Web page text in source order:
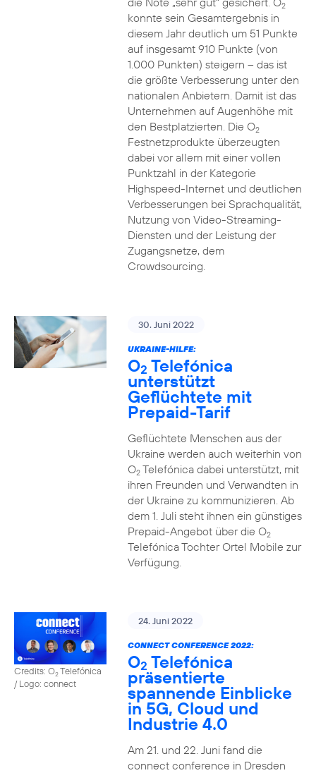
2
konnte sein Gesamtergebnis in
diesem Jahr deutlich um 51 Punkte
auf insgesamt 910 Punkte (von
1.000 Punkten) steigern – das ist
die größte Verbesserung unter den
nationalen Anbietern. Damit ist das
Unternehmen auf Augenhöhe mit
den Bestplatzierten. Die O2
Festnetzprodukte überzeugten
dabei vor allem mit einer vollen
Punktzahl in der Kategorie
Highspeed-Internet und deutlichen
Verbesserungen bei Sprachqualität,
Nutzung von Video-Streaming-
Diensten und der Leistung der
Zugangsnetze, dem
Crowdsourcing.
30. Juni 2022
UKRAINE-HILFE:
O2 Telefónica
unterstützt
Geflüchtete mit
Prepaid-Tarif
Geflüchtete Menschen aus der
Ukraine werden auch weiterhin von
O2Telefónica dabei unterstützt, mit
ihren Freunden und Verwandten in
der Ukraine zu kommunizieren. Ab
dem 1. Juli steht ihnen ein günstiges
Prepaid-Angebot über die O2
Telefónica Tochter Ortel Mobile zur
Verfügung.
Credits: O2Telefónica
/ Logo: connect
24. Juni 2022
CONNECT CONFERENCE 2022:
O2 Telefónica
präsentierte
spannende Einblicke
in 5G, Cloud und
Industrie 4.0
Am 21. und 22. Juni fand die
connect conference in Dresden